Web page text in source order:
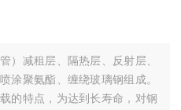
）减租层、隔热层、反射层、
涂聚氨酯、缠绕玻璃钢组成。
的特点，为达到长寿命，对钢